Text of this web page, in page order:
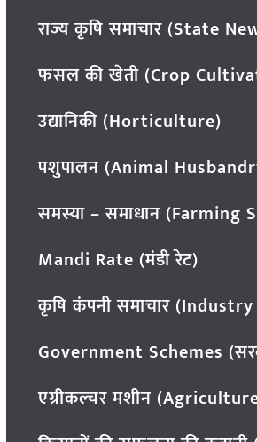
राज्य कृषि समाचार (State
फसल की खेती (Crop
उद्यानिकी (Horticulture)
पशुपालन (Animal
समस्या – समाधान (Farming
Mandi Rate (मंडी रेट)
कृषि कंपनी समाचार
Government Schemes
एग्रीकल्चर मशीन